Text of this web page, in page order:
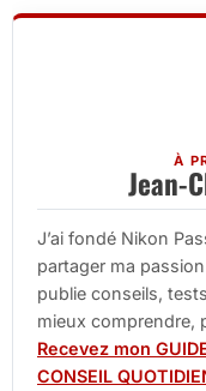
À
Jean-
J’ai fondé Nikon
partager ma
publie conseils,
mieux comprendre,
Recevez mon
CONSEIL